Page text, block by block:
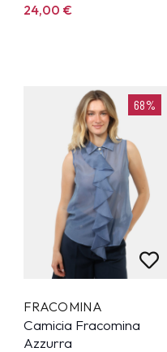
24,00€
68%
FRACOMINA
Camicia Fracomina
Azzurra